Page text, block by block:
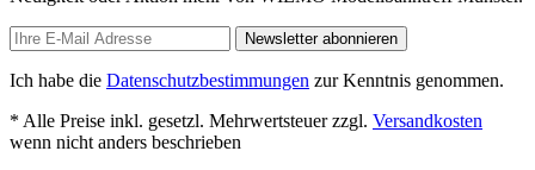
Newsletter abonnieren
Ich habe die Datenschutzbestimmungen zur Kenntnis genommen.
* Alle Preise inkl. gesetzl. Mehrwertsteuer zzgl. Versandkosten
wenn nicht anders beschrieben